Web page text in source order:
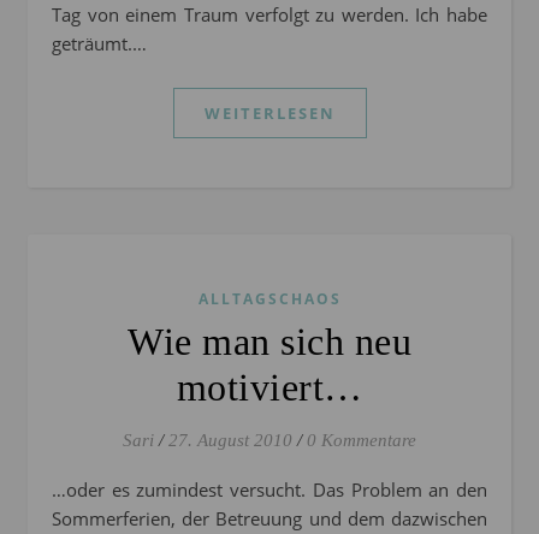
Tag von einem Traum verfolgt zu werden. Ich habe
geträumt.…
WEITERLESEN
ALLTAGSCHAOS
Wie man sich neu
motiviert…
Sari / 27. August 2010 / 0 Kommentare
…oder es zumindest versucht. Das Problem an den
Sommerferien, der Betreuung und dem dazwischen